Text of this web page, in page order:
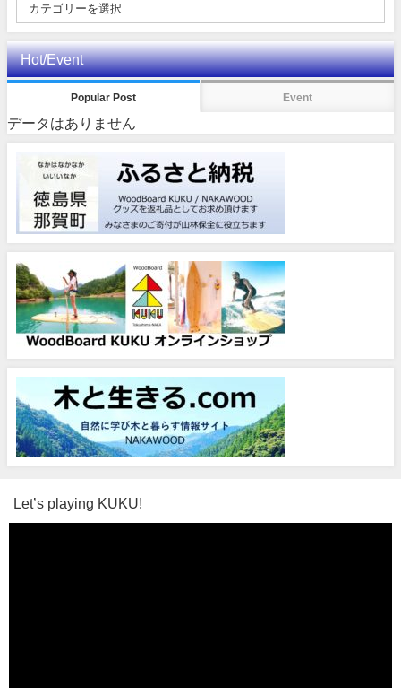
Hot/Event
Popular Post Event
データはありません
Let’s playing KUKU!